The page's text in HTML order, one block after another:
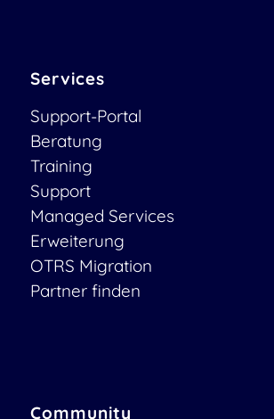
Services
Support-Portal
Beratung
Training
Support
Managed Services
Erweiterung
OTRS Migration
Partner finden
Community